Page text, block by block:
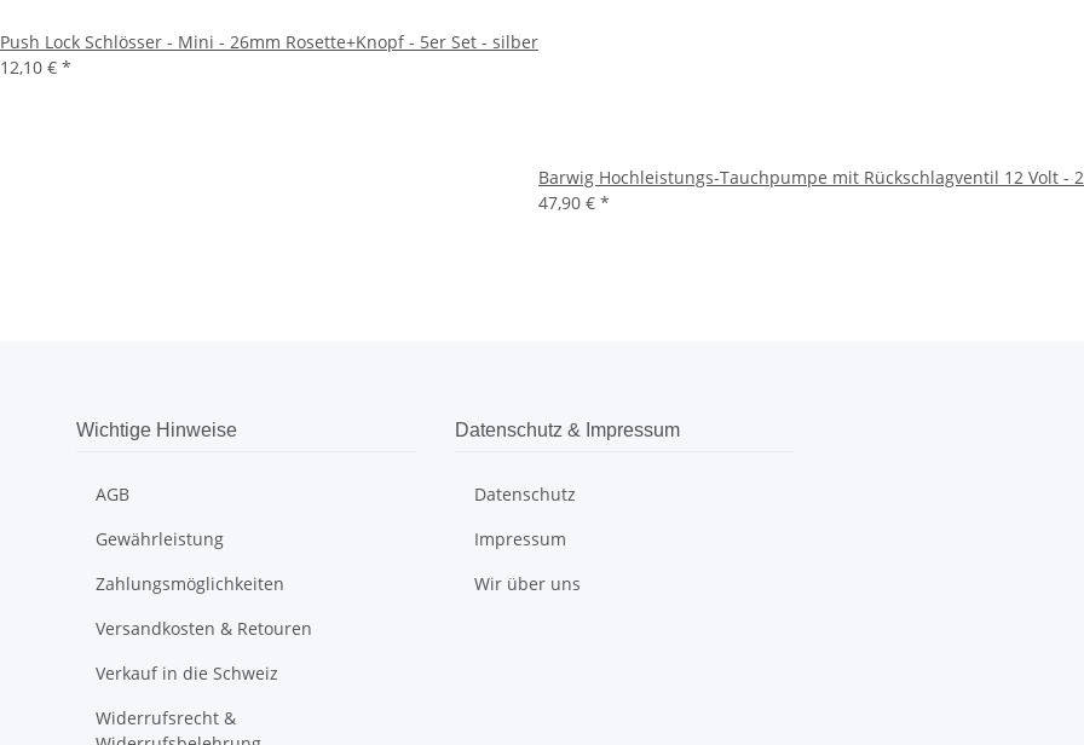
Push Lock Schlösser - Mini - 26mm Rosette+Knopf - 5er Set - silber
12,10 € *
Barwig Hochleistungs-Tauchpumpe mit Rückschlagventil 12 Volt -
47,90 € *
Wichtige Hinweise
AGB
Gewährleistung
Zahlungsmöglichkeiten
Versandkosten & Retouren
Verkauf in die Schweiz
Widerrufsrecht &
Datenschutz & Impressum
Datenschutz
Impressum
Wir über uns